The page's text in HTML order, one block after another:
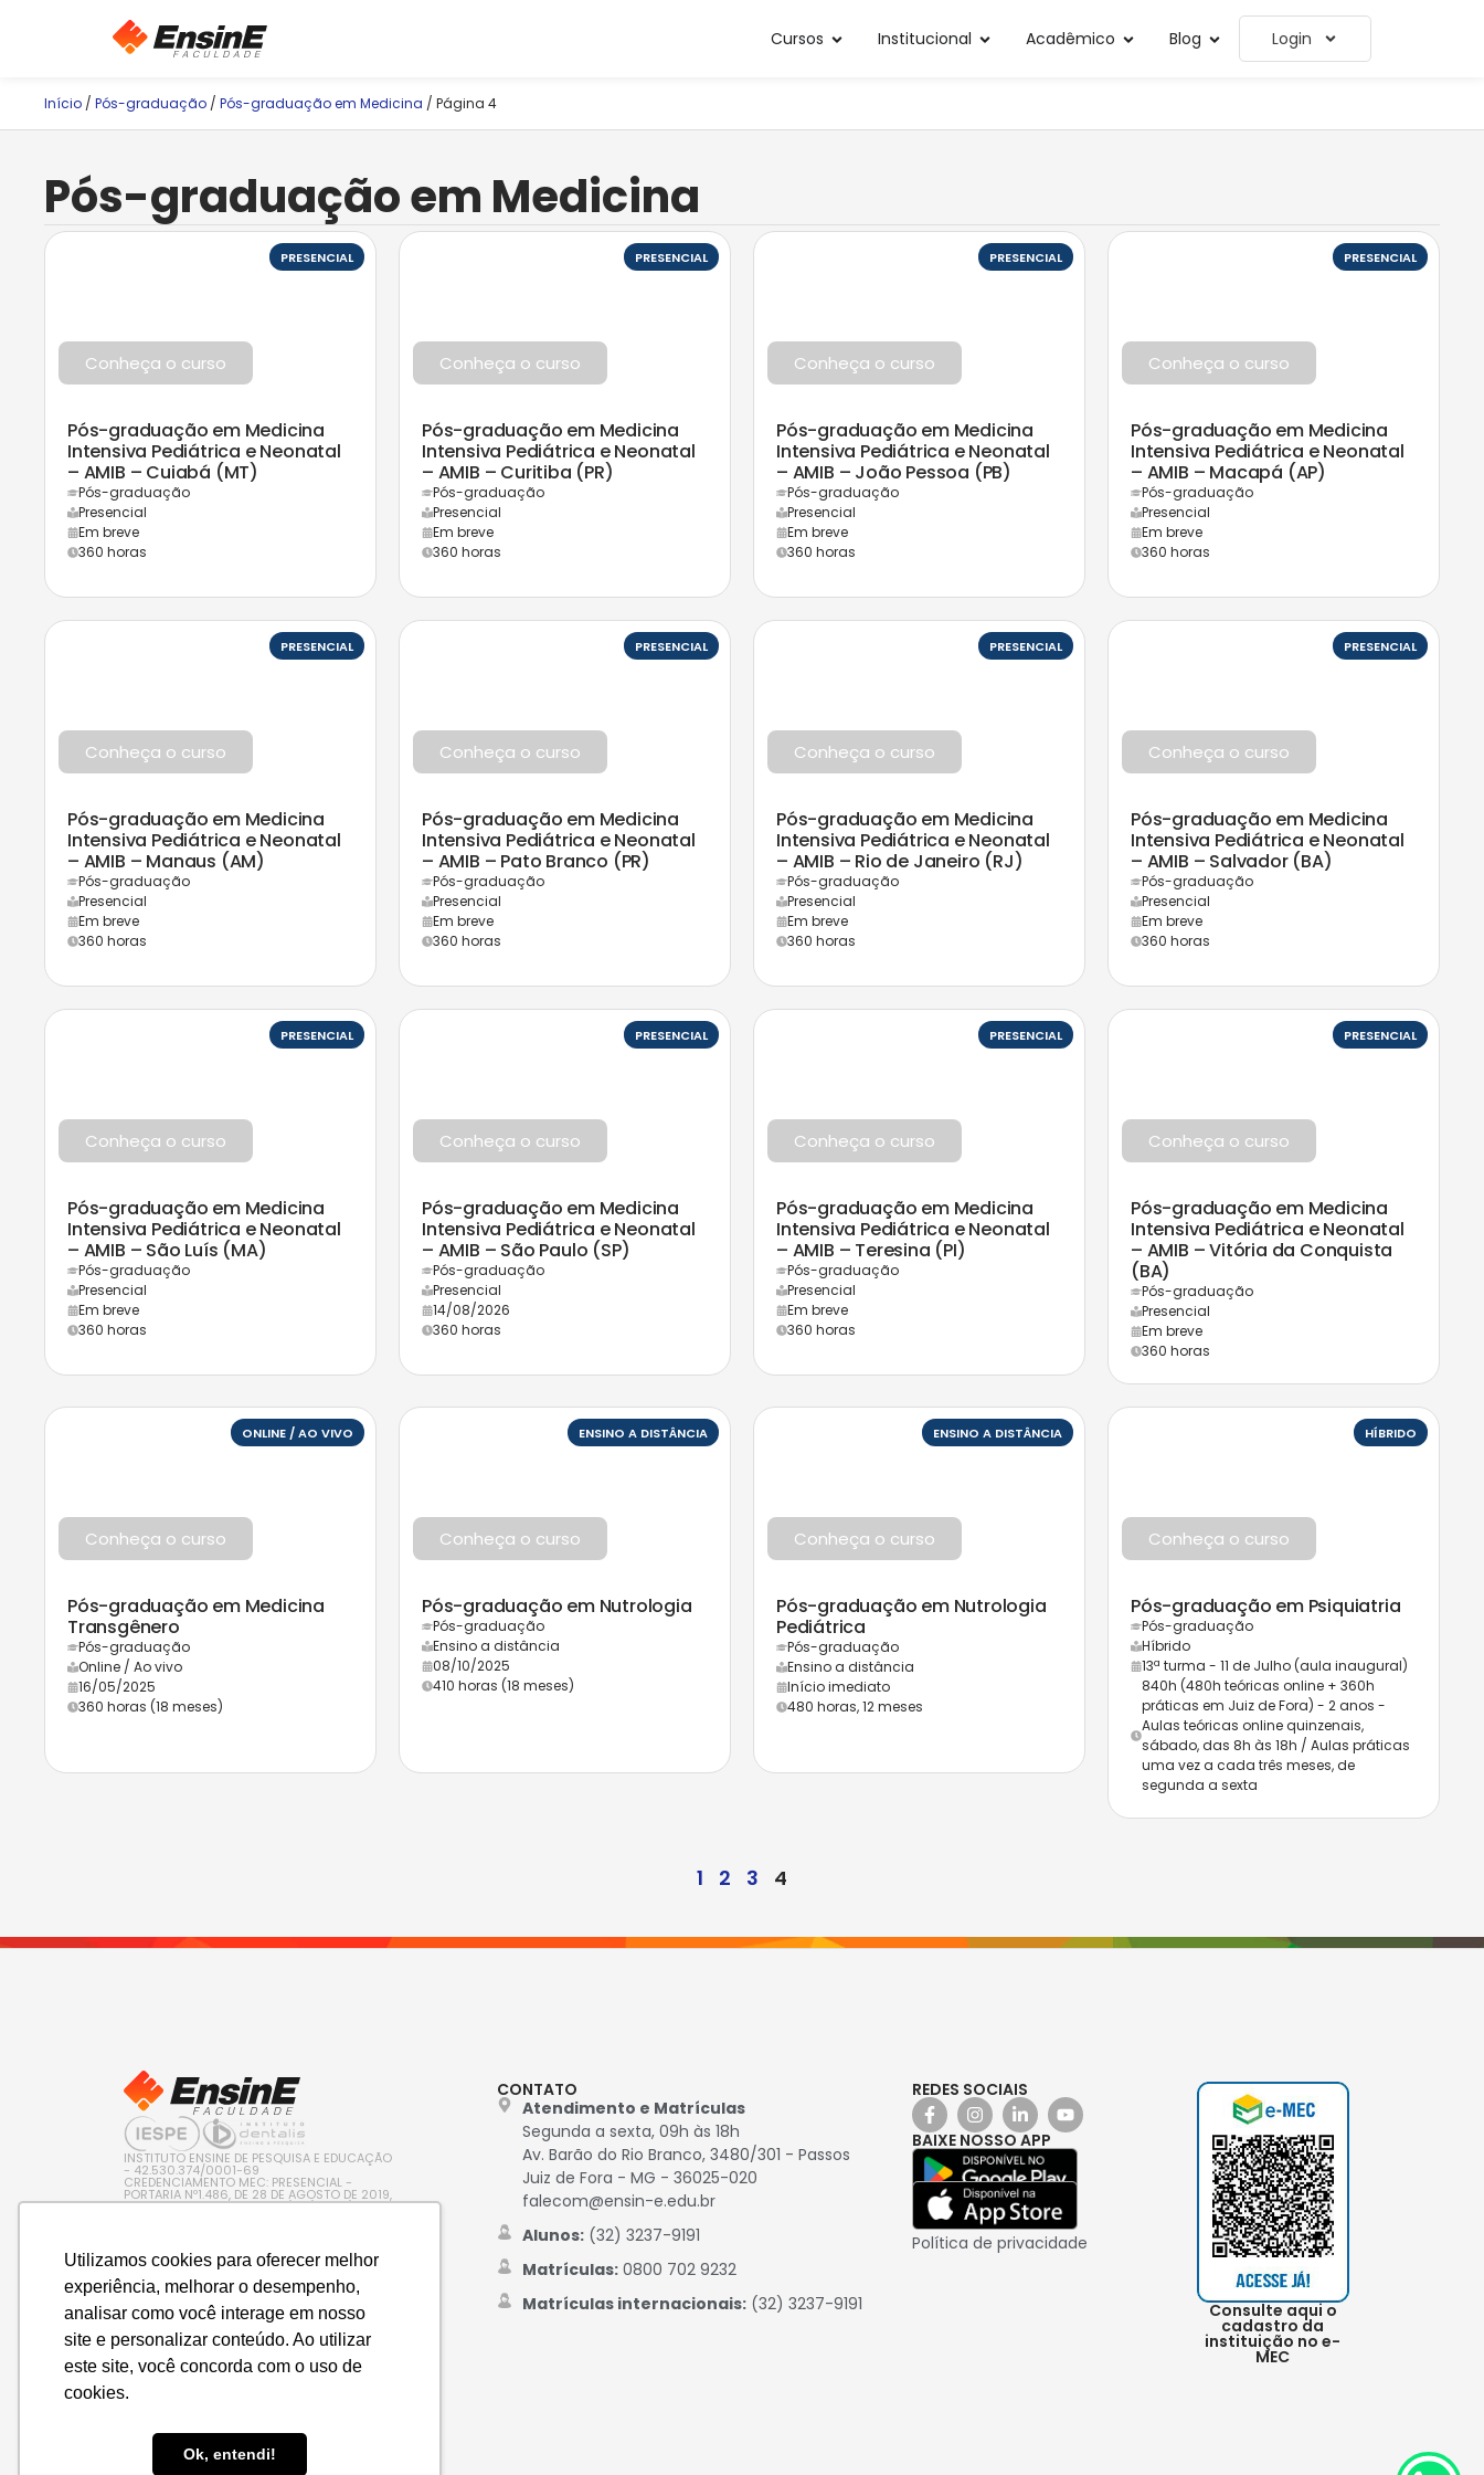
Utilizamos cookies para oferecer melhor
experiência, melhorar o desempenho,
analisar como você interage em nosso
site e personalizar conteúdo. Ao utilizar
este site, você concorda com o uso de
cookies.
Ok, entendi!
Cursos Institucional Acadêmico Blog Login
Início / Pós-graduação / Pós-graduação em Medicina / Página 4
Pós-graduação em Medicina
Conheça o curso
PRESENCIAL
Pós-graduação em Medicina
Intensiva Pediátrica e Neonatal
– AMIB – Cuiabá (MT)
Pós-graduação
Presencial
Em breve
360 horas
Conheça o curso
PRESENCIAL
Pós-graduação em Medicina
Intensiva Pediátrica e Neonatal
– AMIB – Curitiba (PR)
Pós-graduação
Presencial
Em breve
360 horas
Conheça o curso
PRESENCIAL
Pós-graduação em Medicina
Intensiva Pediátrica e Neonatal
– AMIB – João Pessoa (PB)
Pós-graduação
Presencial
Em breve
360 horas
Conheça o curso
PRESENCIAL
Pós-graduação em Medicina
Intensiva Pediátrica e Neonatal
– AMIB – Macapá (AP)
Pós-graduação
Presencial
Em breve
360 horas
Conheça o curso
PRESENCIAL
Pós-graduação em Medicina
Intensiva Pediátrica e Neonatal
– AMIB – Manaus (AM)
Pós-graduação
Presencial
Em breve
360 horas
Conheça o curso
PRESENCIAL
Pós-graduação em Medicina
Intensiva Pediátrica e Neonatal
– AMIB – Pato Branco (PR)
Pós-graduação
Presencial
Em breve
360 horas
Conheça o curso
PRESENCIAL
Pós-graduação em Medicina
Intensiva Pediátrica e Neonatal
– AMIB – Rio de Janeiro (RJ)
Pós-graduação
Presencial
Em breve
360 horas
Conheça o curso
PRESENCIAL
Pós-graduação em Medicina
Intensiva Pediátrica e Neonatal
– AMIB – Salvador (BA)
Pós-graduação
Presencial
Em breve
360 horas
Conheça o curso
PRESENCIAL
Pós-graduação em Medicina
Intensiva Pediátrica e Neonatal
– AMIB – São Luís (MA)
Pós-graduação
Presencial
Em breve
360 horas
Conheça o curso
PRESENCIAL
Pós-graduação em Medicina
Intensiva Pediátrica e Neonatal
– AMIB – São Paulo (SP)
Pós-graduação
Presencial
14/08/2026
360 horas
Conheça o curso
PRESENCIAL
Pós-graduação em Medicina
Intensiva Pediátrica e Neonatal
– AMIB – Teresina (PI)
Pós-graduação
Presencial
Em breve
360 horas
Conheça o curso
PRESENCIAL
Pós-graduação em Medicina
Intensiva Pediátrica e Neonatal
– AMIB – Vitória da Conquista
(BA)
Pós-graduação
Presencial
Em breve
360 horas
Conheça o curso
ONLINE / AO VIVO
Pós-graduação em Medicina
Transgênero
Pós-graduação
Online / Ao vivo
16/05/2025
360 horas (18 meses)
Conheça o curso
ENSINO A DISTÂNCIA
Pós-graduação em Nutrologia
Pós-graduação
Ensino a distância
08/10/2025
410 horas (18 meses)
Conheça o curso
ENSINO A DISTÂNCIA
Pós-graduação em Nutrologia
Pediátrica
Pós-graduação
Ensino a distância
Início imediato
480 horas, 12 meses
Conheça o curso
HÍBRIDO
Pós-graduação em Psiquiatria
Pós-graduação
Híbrido
13ª turma - 11 de Julho (aula inaugural)
840h (480h teóricas online + 360h
práticas em Juiz de Fora) - 2 anos -
Aulas teóricas online quinzenais,
sábado, das 8h às 18h / Aulas práticas
uma vez a cada três meses, de
segunda a sexta
1 2 3 4
INSTITUTO ENSINE DE PESQUISA E EDUCAÇÃO
- 42.530.374/0001-69
CREDENCIAMENTO MEC: PRESENCIAL -
PORTARIA Nº1.486, DE 28 DE AGOSTO DE 2019,
PUBLICADA NO D.O.U. EM 29/08/2019 / EAD –
CONTATO
Atendimento e Matrículas
Segunda a sexta, 09h às 18h
Av. Barão do Rio Branco, 3480/301 - Passos
Juiz de Fora - MG - 36025-020
falecom@ensin-e.edu.br
Alunos:(32) 3237-9191
Matrículas:0800 702 9232
Matrículas internacionais:(32) 3237-9191
REDES SOCIAIS
BAIXE NOSSO APP
Política de privacidade
Consulte aqui o
cadastro da
instituição no e-
MEC